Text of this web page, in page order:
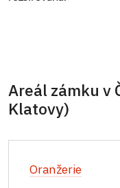
Areál zámku v
Klatovy)
Oranžerie